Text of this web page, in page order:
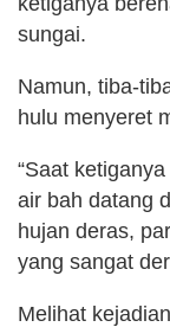
sungai.
Namun, tiba-
hulu menyeret
“Saat
air bah datang
hujan deras,
yang sangat
Melihat